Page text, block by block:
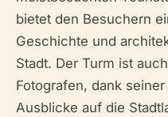
bietet den Besuchern
Geschichte und
Stadt. Der Turm ist
Fotografen, dank
Ausblicke auf die